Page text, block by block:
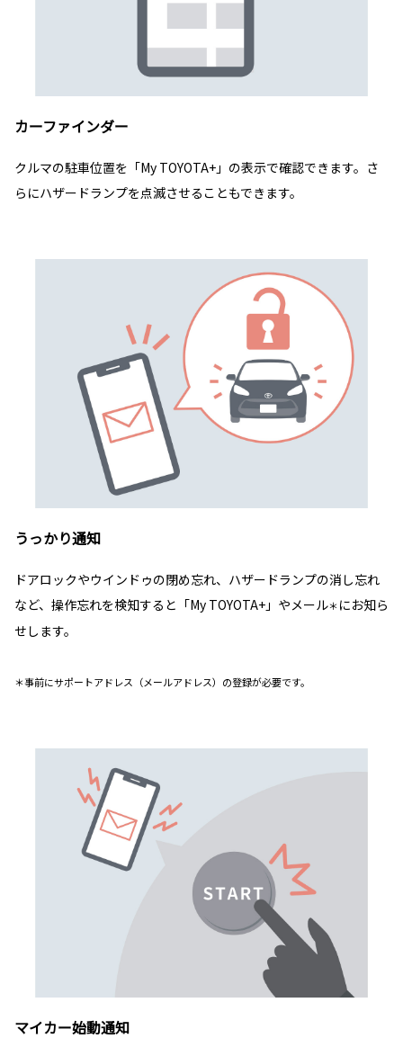
カーファインダー
クルマの駐車位置を「My TOYOTA+」の表示で確認できます。さ
らにハザードランプを点滅させることもできます。
うっかり通知
ドアロックやウインドゥの閉め忘れ、ハザードランプの消し忘れ
など、操作忘れを検知すると「My TOYOTA+」やメール＊にお知ら
せします。
＊事前にサポートアドレス（メールアドレス）の登録が必要です。
マイカー始動通知